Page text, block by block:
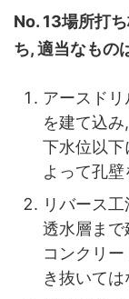
No. 13場所打
ち, 適当なもの
アースド
を建て込
下水位以下
よって孔壁
リバース
透水層ま
コンクリー
き抜いては